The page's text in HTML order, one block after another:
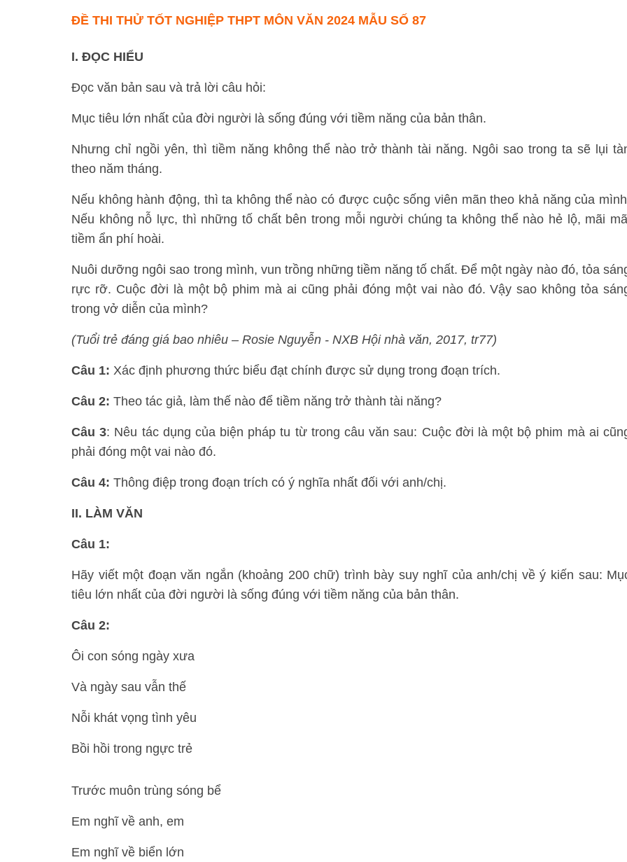
ĐỀ THI THỬ TỐT NGHIỆP THPT MÔN VĂN 2024 MẪU SỐ 87
I. ĐỌC HIỂU
Đọc văn bản sau và trả lời câu hỏi:
Mục tiêu lớn nhất của đời người là sống đúng với tiềm năng của bản thân.
Nhưng chỉ ngồi yên, thì tiềm năng không thể nào trở thành tài năng. Ngôi sao trong ta sẽ lụi
theo năm tháng.
Nếu không hành động, thì ta không thể nào có được cuộc sống viên mãn theo khả năng của
Nếu không nỗ lực, thì những tố chất bên trong mỗi người chúng ta không thể nào hẻ lộ, mãi
tiềm ẩn phí hoài.
Nuôi dưỡng ngôi sao trong mình, vun trồng những tiềm năng tố chất. Để một ngày nào đó, tỏa
rực rỡ. Cuộc đời là một bộ phim mà ai cũng phải đóng một vai nào đó. Vậy sao không tỏa
trong vở diễn của mình?
(Tuổi trẻ đáng giá bao nhiêu – Rosie Nguyễn - NXB Hội nhà văn, 2017, tr77)
Câu 1: Xác định phương thức biểu đạt chính được sử dụng trong đoạn trích.
Câu 2: Theo tác giả, làm thế nào để tiềm năng trở thành tài năng?
Câu 3: Nêu tác dụng của biện pháp tu từ trong câu văn sau: Cuộc đời là một bộ phim mà ai
phải đóng một vai nào đó.
Câu 4: Thông điệp trong đoạn trích có ý nghĩa nhất đối với anh/chị.
II. LÀM VĂN
Câu 1:
Hãy viết một đoạn văn ngắn (khoảng 200 chữ) trình bày suy nghĩ của anh/chị về ý kiến sau:
tiêu lớn nhất của đời người là sống đúng với tiềm năng của bản thân.
Câu 2:
Ôi con sóng ngày xưa
Và ngày sau vẫn thế
Nỗi khát vọng tình yêu
Bồi hồi trong ngực trẻ
Trước muôn trùng sóng bể
Em nghĩ về anh, em
Em nghĩ về biển lớn